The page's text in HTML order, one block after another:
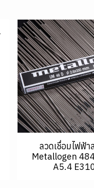
ลวดเชื่อมไฟฟ้า
Metallogen
A5.4